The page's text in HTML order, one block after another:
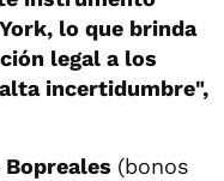
lo que brinda
legal a los
incertidumbre",
Bopreales (bonos